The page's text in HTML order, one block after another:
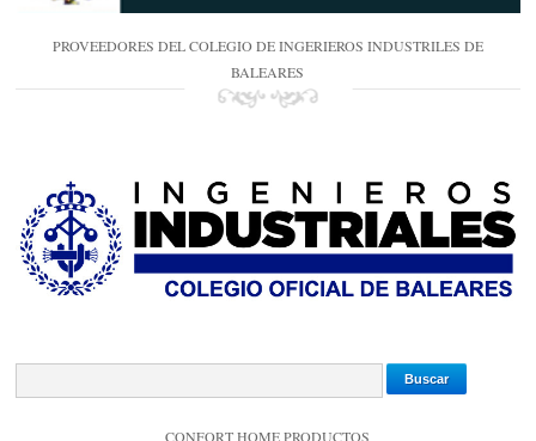
PROVEEDORES DEL COLEGIO DE INGERIEROS INDUSTRILES DE
BALEARES
CONFORT HOME PRODUCTOS